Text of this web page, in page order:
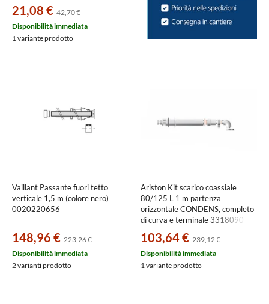
21,08 € 42,70 €
Disponibilità immediata
1 variante prodotto
Vaillant Passante fuori tetto
verticale 1,5 m (colore nero)
0020220656
148,96 € 223,26 €
Disponibilità immediata
2 varianti prodotto
Ariston Kit scarico coassiale
80/125 L 1 m partenza
orizzontale CONDENS, completo
di curva e terminale 3318090
103,64 € 239,12 €
Disponibilità immediata
1 variante prodotto